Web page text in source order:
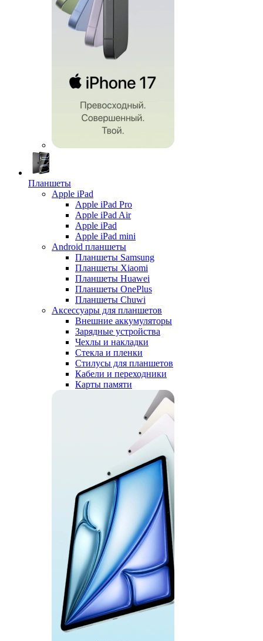
Планшеты
Apple iPad
Apple iPad Pro
Apple iPad Air
Apple iPad
Apple iPad mini
Android планшеты
Планшеты Samsung
Планшеты Xiaomi
Планшеты Huawei
Планшеты OnePlus
Планшеты Chuwi
Аксессуары для планшетов
Внешние аккумуляторы
Зарядные устройства
Чехлы и накладки
Стекла и пленки
Стилусы для планшетов
Кабели и переходники
Карты памяти